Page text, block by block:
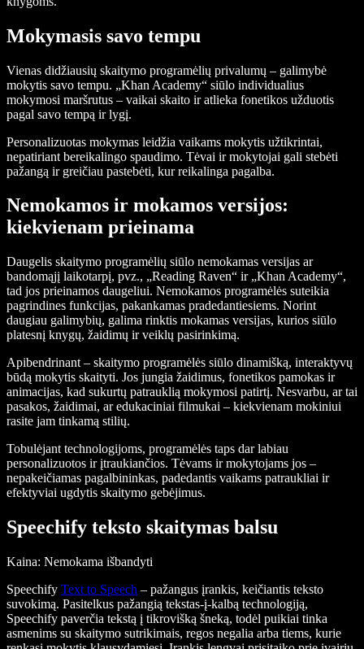
Mokymasis savo tempu
Vienas didžiausių skaitymo programėlių privalumų – galimybė
mokytis savo tempu. „Khan Academy“ siūlo individualius
mokymosi maršrutus – vaikai skaito ir atlieka fonetikos užduotis
pagal savo tempą ir lygį.
Personalizuotas mokymas leidžia vaikams mokytis užtikrintai,
nepatiriant bereikalingo spaudimo. Tėvai ir mokytojai gali stebėti
pažangą ir greičiau pastebėti, kur reikalinga pagalba.
Nemokamos ir mokamos versijos:
kiekvienam prieinama
Daugelis skaitymo programėlių siūlo nemokamas versijas ar
bandomąjį laikotarpį, pvz., „Reading Raven“ ir „Khan Academy“,
tad jos prieinamos daugeliui. Nemokamos programėlės suteikia
pagrindines funkcijas, pakankamas pradedantiesiems. Norint
daugiau galimybių, galima rinktis mokamas versijas, kurios siūlo
platesnį knygų, žaidimų ir veiklų pasirinkimą.
Apibendrinant – skaitymo programėlės siūlo dinamišką, interaktyvų
būdą mokytis skaityti. Jos jungia žaidimus, fonetikos pamokas ir
animacijas, kad sukurtų patrauklią mokymosi patirtį. Nesvarbu, ar tai
pasakos, žaidimai, ar edukaciniai filmukai – kiekvienam mokiniui
rasite jam tinkamą stilių.
Tobulėjant technologijoms, programėlės taps dar labiau
personalizuotos ir įtraukiančios. Tėvams ir mokytojams jos –
nepakeičiamas pagalbininkas, padedantis vaikams patraukliai ir
efektyviai ugdytis skaitymo gebėjimus.
Speechify teksto skaitymas balsu
Kaina: Nemokama išbandyti
Speechify Text to Speech – pažangus įrankis, keičiantis teksto
suvokimą. Pasitelkus pažangią tekstas-į-kalbą technologiją,
Speechify paverčia tekstą į tikrovišką šneką, todėl puikiai tinka
asmenims su skaitymo sutrikimais, regos negalia arba tiems, kurie